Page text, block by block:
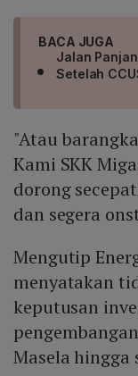
BACA JUGA
Jalan
Setelah
"Atau
Kami SKK
dorong
dan segera
Mengutip
menyatakan
keputusan
Masela hingga